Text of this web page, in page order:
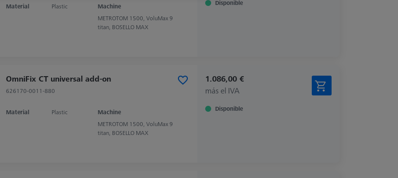
Material Plastic
Machine
METROTOM 1500, VoluMax 9
titan, BOSELLO MAX
Disponible
OmniFix CT universal add-on
626170-0011-880
Material Plastic
Machine
METROTOM 1500, VoluMax 9
titan, BOSELLO MAX
1.086,00 €
más el IVA
Disponible